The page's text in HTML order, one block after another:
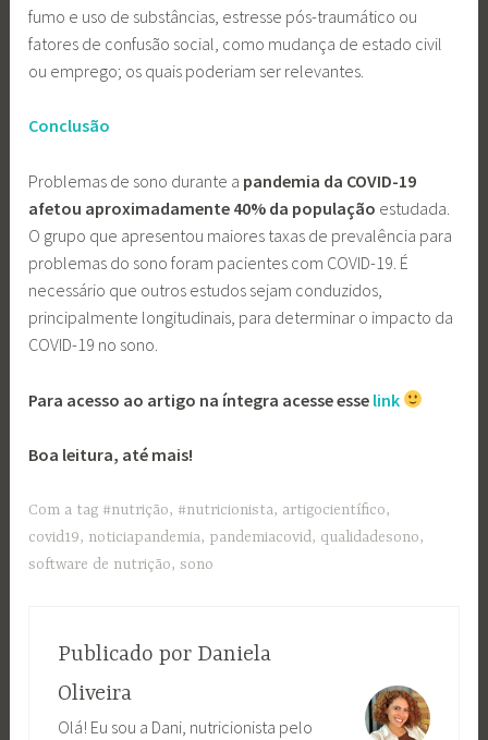
fumo e uso de substâncias, estresse pós-traumático ou
fatores de confusão social, como mudança de estado civil
ou emprego; os quais poderiam ser relevantes.
Conclusão
Problemas de sono durante a pandemia da COVID-19
afetou aproximadamente 40% da população estudada.
O grupo que apresentou maiores taxas de prevalência para
problemas do sono foram pacientes com COVID-19. É
necessário que outros estudos sejam conduzidos,
principalmente longitudinais, para determinar o impacto da
COVID-19 no sono.
Para acesso ao artigo na íntegra acesse esse link
Boa leitura, até mais!
Com a tag #nutrição, #nutricionista, artigocientífico,
covid19, noticiapandemia, pandemiacovid, qualidadesono,
software de nutrição,sono
Publicado por Daniela
Oliveira
Olá! Eu sou a Dani, nutricionista pelo